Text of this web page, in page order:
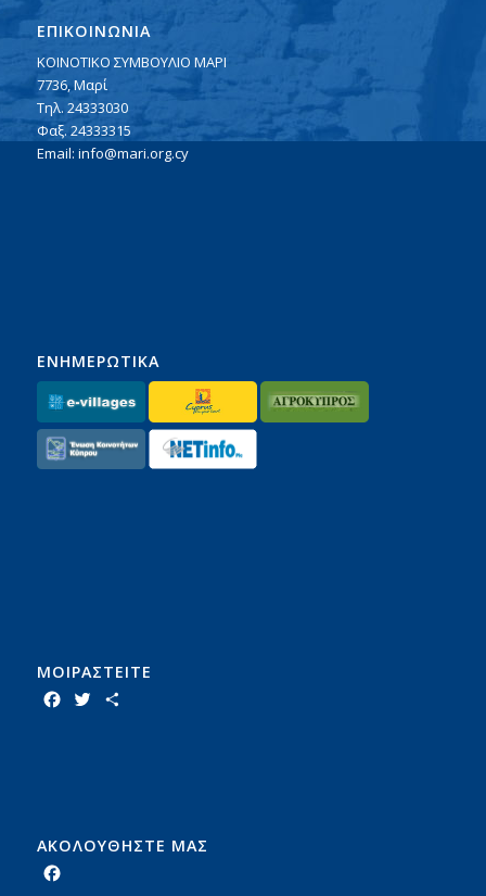
ΕΠΙΚΟΙΝΩΝΙΑ
ΚΟΙΝΟΤΙΚΟ ΣΥΜΒΟΥΛΙΟ ΜΑΡΙ
7736, Μαρί
Τηλ. 24333030
Φαξ. 24333315
Email: info@mari.org.cy
ΕΝΗΜΕΡΩΤΙΚΑ
ΜΟΙΡΑΣTEITE
Facebook
Twitter
ΑΚΟΛΟΥΘΗΣΤΕ ΜΑΣ